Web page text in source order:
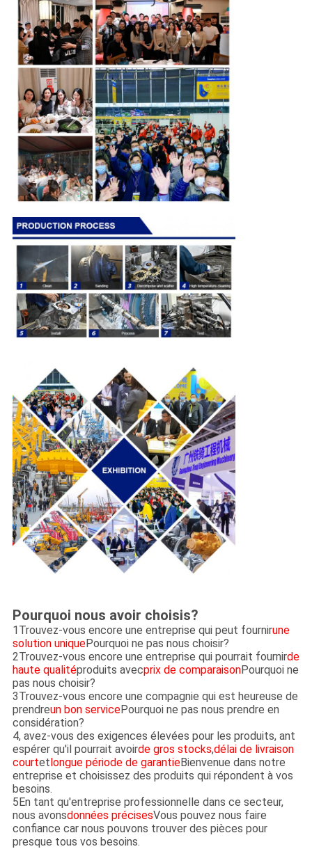
Pourquoi nous avoir choisis?
1Trouvez-vous encore une entreprise qui peut fournirune
solution uniquePourquoi ne pas nous choisir?
2Trouvez-vous encore une entreprise qui pourrait fournirde
haute qualitéproduits avecprix de comparaisonPourquoi ne
pas nous choisir?
3Trouvez-vous encore une compagnie qui est heureuse de
prendreun bon servicePourquoi ne pas nous prendre en
considération?
4, avez-vous des exigences élevées pour les produits, ant
espérer qu'il pourrait avoirde gros stocks,délai de livraison
courtetlongue période de garantieBienvenue dans notre
entreprise et choisissez des produits qui répondent à vos
besoins.
5En tant qu'entreprise professionnelle dans ce secteur,
nous avonsdonnées précisesVous pouvez nous faire
confiance car nous pouvons trouver des pièces pour
presque tous vos besoins.